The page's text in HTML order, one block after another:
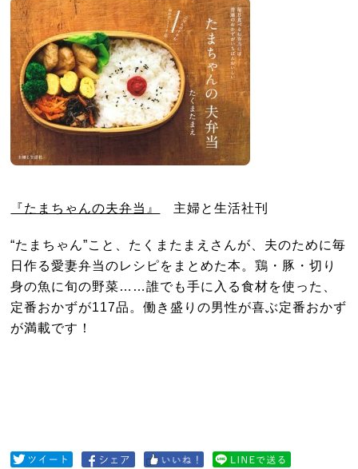
『たまちゃんの夫弁当』 主婦と生活社刊
“たまちゃん”こと、たくまたまえさんが、夫のために毎
日作る愛妻弁当のレシピをまとめた本。鶏・豚・切り
身の魚に旬の野菜……誰でも手に入る食材を使った、
定番おかずが117品。働き盛りの男性が喜ぶ定番おかず
が満載です！